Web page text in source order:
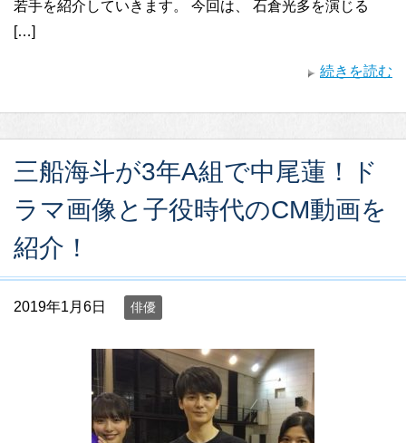
若手を紹介していきます。 今回は、 石倉光多を演じる
[…]
続きを読む
三船海斗が3年A組で中尾蓮！ド
ラマ画像と子役時代のCM動画を
紹介！
2019年1月6日 俳優